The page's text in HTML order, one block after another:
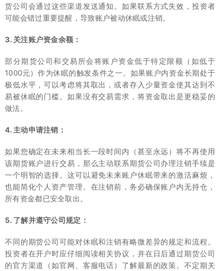
货公司会通过这些渠道发送通知。如果联系方式失效，投资者
可能会错过重要提醒，导致账户被动休眠或注销。
3. 关注账户资金余额：
部分期货公司和交易所会将账户资金低于特定限额（如低于
1000元）作为休眠的触发条件之一。如果账户内资金长期处于
极低水平，可以考虑将其取出，或者存入少量资金使其达到不
易被休眠的门槛。如果没有交易需求，将资金取出是更稳妥的
做法。
4. 主动申请注销：
如果您确定在未来相当长一段时间内（甚至永远）将不再使用
该期货账户进行交易，那么主动联系期货公司办理注销手续是
一个明智的选择。这可以避免未来账户休眠带来的激活麻烦，
也能简化个人资产管理。在注销前，务必确保账户内无持仓，
所有资金都已安全取出。
5. 了解并遵守公司规定：
不同的期货公司可能对休眠和注销有略微差异的规定和流程。
投资者在开户时应仔细阅读相关协议，并在日后通过期货公司
的官方渠道（如官网、客服电话）了解最新的政策。不定期关